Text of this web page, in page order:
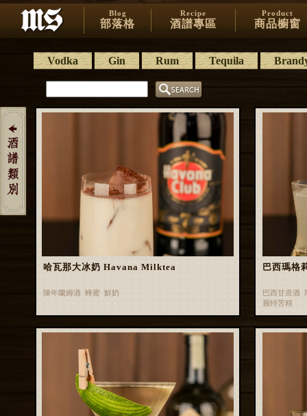
Blog
部落格
Recipe
酒譜專區
Product
商品櫥窗
Vodka Gin Rum Tequila
哈瓦那大冰奶 Havana Milktea
陳年蘭姆酒 蜂蜜 鮮奶
巴西瑪
巴西甘蔗酒
麗特苦精